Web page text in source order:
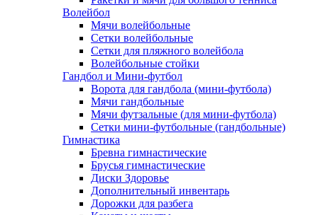
Волейбол
Мячи волейбольные
Сетки волейбольные
Сетки для пляжного волейбола
Волейбольные стойки
Гандбол и Мини-футбол
Ворота для гандбола (мини-футбола)
Мячи гандбольные
Мячи футзальные (для мини-футбола)
Сетки мини-футбольные (гандбольные)
Гимнастика
Бревна гимнастические
Брусья гимнастические
Диски Здоровье
Дополнительный инвентарь
Дорожки для разбега